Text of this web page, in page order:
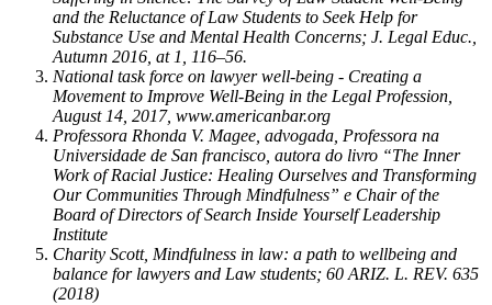
and the Reluctance of Law Students to Seek Help for
Substance Use and Mental Health Concerns; J. Legal Educ.,
Autumn 2016, at 1, 116–56.
National task force on lawyer well-being - Creating a
Movement to Improve Well-Being in the Legal Profession,
August 14, 2017, www.americanbar.org
Professora Rhonda V. Magee, advogada, Professora na
Universidade de San francisco, autora do livro “The Inner
Work of Racial Justice: Healing Ourselves and Transforming
Our Communities Through Mindfulness” e Chair of the
Board of Directors of Search Inside Yourself Leadership
Institute
Charity Scott, Mindfulness in law: a path to wellbeing and
balance for lawyers and Law students; 60 ARIZ. L. REV. 635
(2018)